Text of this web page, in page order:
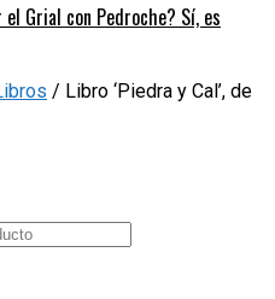
Grial con Pedroche? Sí, es
/ Libro ‘Piedra y Cal’, de